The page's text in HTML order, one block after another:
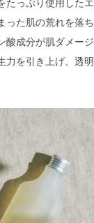
たっぷり使用した
った肌の荒れを落
酸成分が肌ダメー
力を引き上げ、透